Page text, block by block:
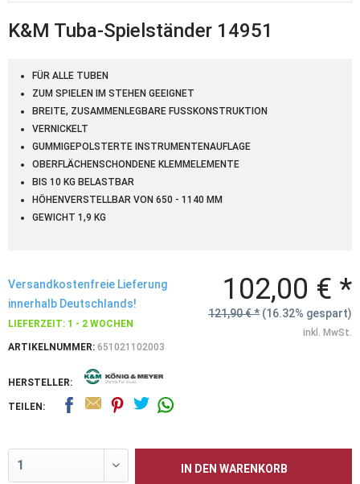
K&M Tuba-Spielständer 14951
FÜR ALLE TUBEN
ZUM SPIELEN IM STEHEN GEEIGNET
BREITE, ZUSAMMENLEGBARE FUSSKONSTRUKTION
VERNICKELT
GUMMIGEPOLSTERTE INSTRUMENTENAUFLAGE
OBERFLÄCHENSCHONDENE KLEMMELEMENTE
BIS 10 KG BELASTBAR
HÖHENVERSTELLBAR VON 650 - 1140 MM
GEWICHT 1,9 KG
Versandkostenfreie Lieferung
innerhalb Deutschlands!
LIEFERZEIT: 1 - 2 WOCHEN
ARTIKELNUMMER: 651021102003
HERSTELLER:
102,00 € *
121,90 € * (16.32% gespart)
inkl. MwSt.
TEILEN:
IN DEN WARENKORB